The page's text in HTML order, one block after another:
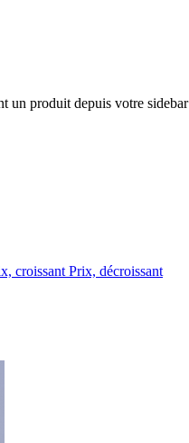
un produit depuis votre sidebar
croissantPrix, décroissant